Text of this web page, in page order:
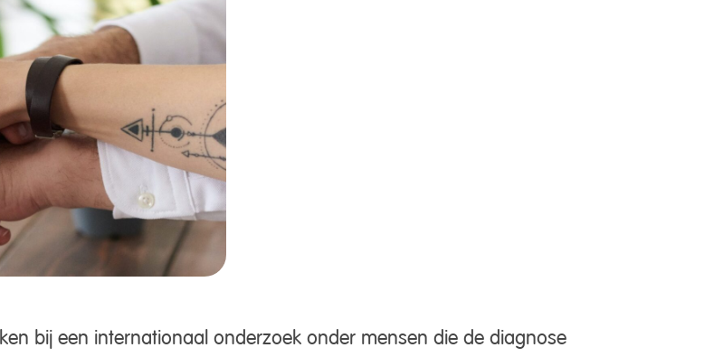
bij een internationaal onderzoek onder mensen die de diagnose